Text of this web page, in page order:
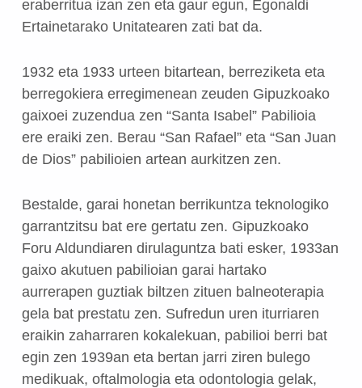
eraberritua izan zen eta gaur egun, Egonaldi
Ertainetarako Unitatearen zati bat da.
1932 eta 1933 urteen bitartean, berreziketa eta
berregokiera erregimenean zeuden Gipuzkoako
gaixoei zuzendua zen “Santa Isabel” Pabilioia
ere eraiki zen. Berau “San Rafael” eta “San Juan
de Dios” pabilioien artean aurkitzen zen.
Bestalde, garai honetan berrikuntza teknologiko
garrantzitsu bat ere gertatu zen. Gipuzkoako
Foru Aldundiaren dirulaguntza bati esker, 1933an
gaixo akutuen pabilioian garai hartako
aurrerapen guztiak biltzen zituen balneoterapia
gela bat prestatu zen. Sufredun uren iturriaren
eraikin zaharraren kokalekuan, pabilioi berri bat
egin zen 1939an eta bertan jarri ziren bulego
medikuak, oftalmologia eta odontologia gelak,